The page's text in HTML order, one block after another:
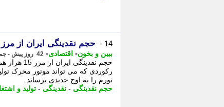
14 - حجم نقدینگی ایران از مرز 15 هزار همت عبور کرد
ببین و بخون- اقتصادی- 42 روز پیش - جمعه 5 تیر 1405، 21:05
رکوردی که می تواند موتور محرک
تورم را به اوج جدیدی برساند.
حجم نقدینگی - نقدینگی - تولید و